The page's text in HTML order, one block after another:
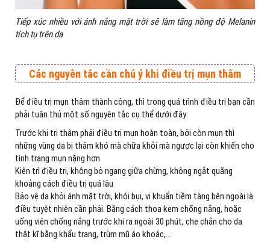
Tiếp xúc nhiều với ánh nắng mặt trời sẽ làm tăng nồng độ Melanin
tích tụ trên da
Các nguyên tắc cần chú ý khi điều trị mụn thâm
Để điều trị mụn thâm thành công, thì trong quá trình điều trị bạn cần
phải tuân thủ một số nguyên tắc cụ thể dưới đây:
Trước khi trị thâm phải điều trị mụn hoàn toàn, bởi còn mụn thì
những vùng da bị thâm khó mà chữa khỏi mà ngược lại còn khiến cho
tình trạng mụn nặng hơn.
Kiên trì điều trị, không bỏ ngang giữa chừng, không ngắt quãng
khoảng cách điều trị quá lâu
Bảo vệ da khỏi ánh mặt trời, khói bụi, vi khuẩn tiềm tàng bên ngoài là
điều tuyệt nhiên cần phải. Bằng cách thoa kem chống nắng, hoặc
uống viên chống nắng trước khi ra ngoài 30 phút, che chắn cho da
thật kĩ bằng khẩu trang, trùm mũ áo khoác,…